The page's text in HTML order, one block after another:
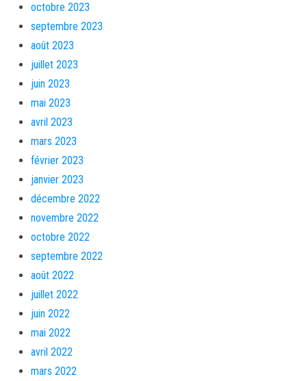
octobre 2023
septembre 2023
août 2023
juillet 2023
juin 2023
mai 2023
avril 2023
mars 2023
février 2023
janvier 2023
décembre 2022
novembre 2022
octobre 2022
septembre 2022
août 2022
juillet 2022
juin 2022
mai 2022
avril 2022
mars 2022